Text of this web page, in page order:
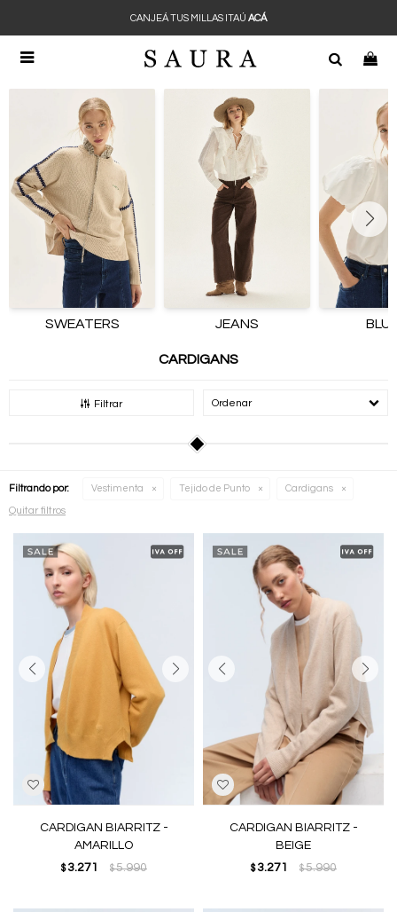

CANJEÁ TUS MILLAS ITAÚ ACÁ
SWEATERS JEANS
CARDIGANS
Filtrar Recomendados
Filtrando por: Vestimenta Tejido de Punto Cardigans
Quitar filtros
CARDIGAN BIARRITZ -
AMARILLO
$ 3.271 $5.990
CARDIGAN BIARRITZ -
BEIGE
$ 3.271 $5.990